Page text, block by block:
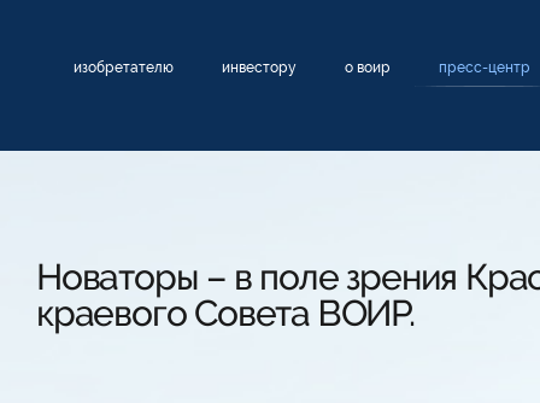
изобретателю инвестору о воир пресс-центр
Новаторы – в поле зрения
краевого Совета ВОИР.